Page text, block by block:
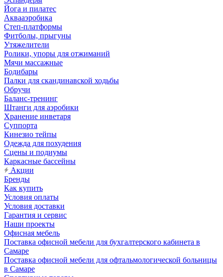
Йога и пилатес
Аквааэробика
Степ-платформы
Фитболы, прыгуны
Утяжелители
Ролики, упоры для отжиманий
Мячи массажные
Бодибары
Палки для скандинавской ходьбы
Обручи
Баланс-тренинг
Штанги для аэробики
Хранение инветаря
Суппорта
Кинезио тейпы
Одежда для похудения
Сцены и подиумы
Каркасные бассейны
Акции
Бренды
Как купить
Условия оплаты
Условия доставки
Гарантия и сервис
Наши проекты
Офисная мебель
Поставка офисной мебели для бухгалтерского кабинета в
Самаре
Поставка офисной мебели для офтальмологической больницы
в Самаре